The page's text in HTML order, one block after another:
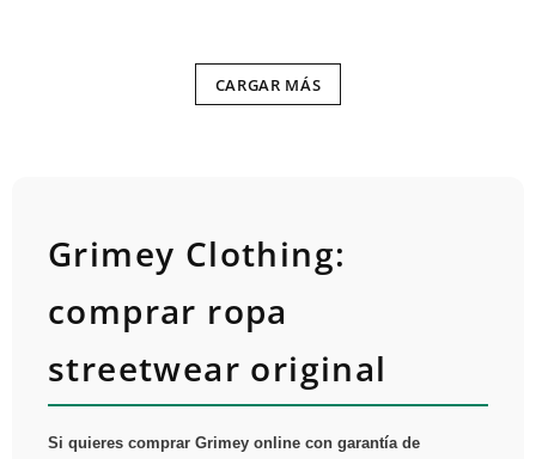
CARGAR MÁS
Grimey Clothing:
comprar ropa
streetwear original
Si quieres comprar Grimey online con garantía de